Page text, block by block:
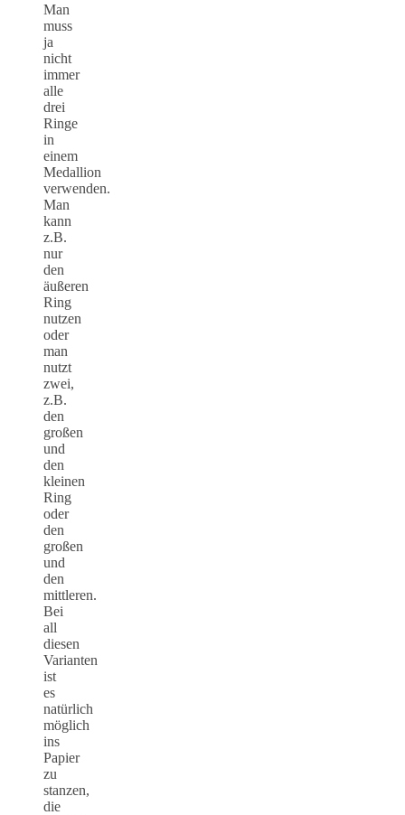
Man
muss
ja
nicht
immer
alle
drei
Ringe
in
einem
Medallion
verwenden.
Man
kann
z.B.
nur
den
äußeren
Ring
nutzen
oder
man
nutzt
zwei,
z.B.
den
großen
und
den
kleinen
Ring
oder
den
großen
und
den
mittleren.
Bei
all
diesen
Varianten
ist
es
natürlich
möglich
ins
Papier
zu
stanzen,
die